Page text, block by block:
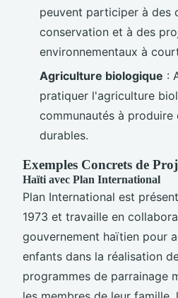
peuvent participer à des
conservation et à des
environnementaux à
Agriculture biologique :
pratiquer l'agriculture
communautés à produire
durables.
Exemples Concrets de
Haïti avec Plan International
Plan International est
1973 et travaille en
gouvernement haïtien pour
enfants dans la réalisation
programmes de parrainage